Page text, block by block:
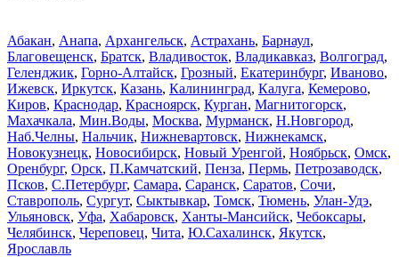
Абакан, Анапа, Архангельск, Астрахань, Барнаул,
Благовещенск, Братск, Владивосток, Владикавказ, Волгоград,
Геленджик, Горно-Алтайск, Грозный, Екатеринбург, Иваново,
Ижевск, Иркутск, Казань, Калининград, Калуга, Кемерово,
Киров, Краснодар, Красноярск, Курган, Магнитогорск,
Махачкала, Мин.Воды, Москва, Мурманск, Н.Новгород,
Наб.Челны, Нальчик, Нижневартовск, Нижнекамск,
Новокузнецк, Новосибирск, Новый Уренгой, Ноябрьск, Омск,
Оренбург, Орск, П.Камчатский, Пенза, Пермь, Петрозаводск,
Псков, С.Петербург, Самара, Саранск, Саратов, Сочи,
Ставрополь, Сургут, Сыктывкар, Томск, Тюмень, Улан-Удэ,
Ульяновск, Уфа, Хабаровск, Ханты-Мансийск, Чебоксары,
Челябинск, Череповец, Чита, Ю.Сахалинск, Якутск,
Ярославль